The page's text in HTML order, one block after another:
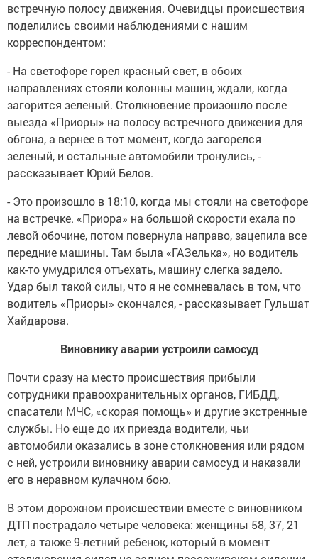
встречную полосу движения. Очевидцы происшествия
поделились своими наблюдениями с нашим
корреспондентом:
- На светофоре горел красный свет, в обоих
направлениях стояли колонны машин, ждали, когда
загорится зеленый. Столкновение произошло после
выезда «Приоры» на полосу встречного движения для
обгона, а вернее в тот момент, когда загорелся
зеленый, и остальные автомобили тронулись, -
рассказывает Юрий Белов.
- Это произошло в 18:10, когда мы стояли на светофоре
на встречке. «Приора» на большой скорости ехала по
левой обочине, потом повернула направо, зацепила все
передние машины. Там была «ГАЗелька», но водитель
как-то умудрился отъехать, машину слегка задело.
Удар был такой силы, что я не сомневалась в том, что
водитель «Приоры» скончался, - рассказывает Гульшат
Хайдарова.
Виновнику аварии устроили самосуд
Почти сразу на место происшествия прибыли
сотрудники правоохранительных органов, ГИБДД,
спасатели МЧС, «скорая помощь» и другие экстренные
службы. Но еще до их приезда водители, чьи
автомобили оказались в зоне столкновения или рядом
с ней, устроили виновнику аварии самосуд и наказали
его в неравном кулачном бою.
В этом дорожном происшествии вместе с виновником
ДТП пострадало четыре человека: женщины 58, 37, 21
лет, а также 9-летний ребенок, который в момент